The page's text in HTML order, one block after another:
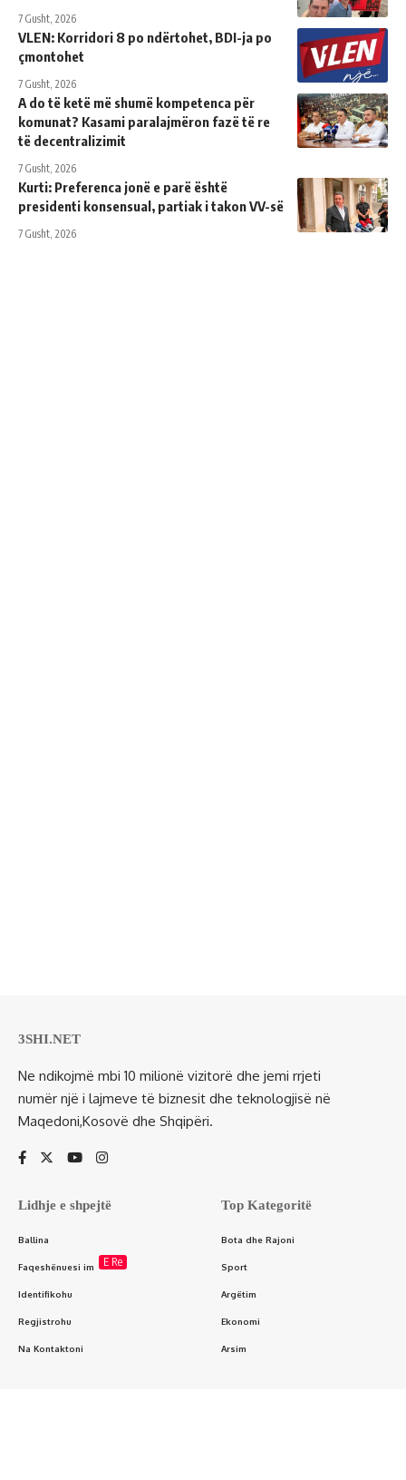
7 Gusht, 2026
VLEN: Korridori 8 po ndërtohet, BDI-ja po
çmontohet
7 Gusht, 2026
A do të ketë më shumë kompetenca për
komunat? Kasami paralajmëron fazë të re
të decentralizimit
7 Gusht, 2026
Kurti: Preferenca jonë e parë është
presidenti konsensual, partiak i takon VV-së
7 Gusht, 2026
3SHI.NET
Ne ndikojmë mbi 10 milionë vizitorë dhe jemi rrjeti
numër një i lajmeve të biznesit dhe teknologjisë në
Maqedoni,Kosovë dhe Shqipëri.
Lidhje e shpejtë
Ballina
Faqeshënuesi im E Re
Identifikohu
Regjistrohu
Na Kontaktoni
Top Kategoritë
Bota dhe Rajoni
Sport
Argëtim
Ekonomi
Arsim